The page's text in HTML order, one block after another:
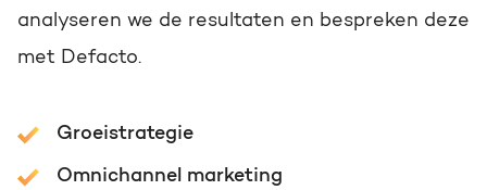
analyseren we de resultaten en bespreken deze
met Defacto.
Groeistrategie
Omnichannel marketing